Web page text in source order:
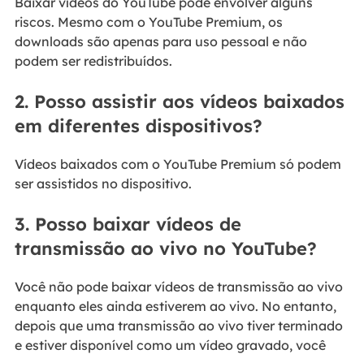
riscos. Mesmo com o YouTube Premium, os
downloads são apenas para uso pessoal e não
podem ser redistribuídos.
2. Posso assistir aos vídeos baixados
em diferentes dispositivos?
Vídeos baixados com o YouTube Premium só podem
ser assistidos no dispositivo.
3. Posso baixar vídeos de
transmissão ao vivo no YouTube?
Você não pode baixar vídeos de transmissão ao vivo
enquanto eles ainda estiverem ao vivo. No entanto,
depois que uma transmissão ao vivo tiver terminado
e estiver disponível como um vídeo gravado, você